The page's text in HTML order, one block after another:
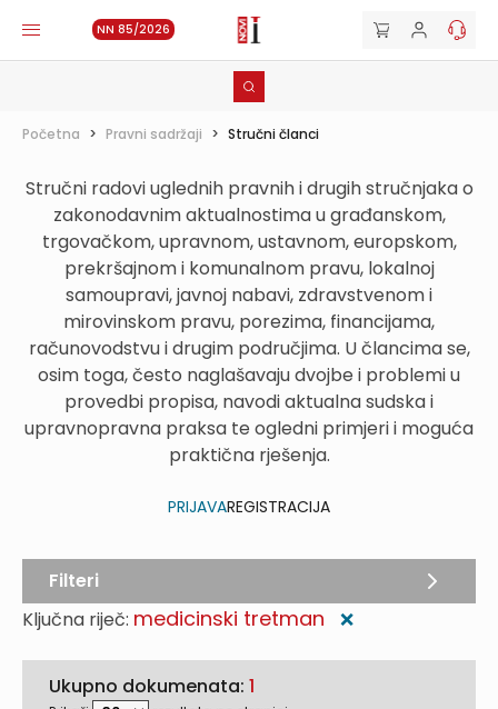
NN 85/2026
Početna > Pravni sadržaji > Stručni članci
Stručni radovi uglednih pravnih i drugih stručnjaka o
zakonodavnim aktualnostima u građanskom,
trgovačkom, upravnom, ustavnom, europskom,
prekršajnom i komunalnom pravu, lokalnoj
samoupravi, javnoj nabavi, zdravstvenom i
mirovinskom pravu, porezima, financijama,
računovodstvu i drugim područjima. U člancima se,
osim toga, često naglašavaju dvojbe i problemi u
provedbi propisa, navodi aktualna sudska i
upravnopravna praksa te ogledni primjeri i moguća
praktična rješenja.
PRIJAVAREGISTRACIJA
Ključna riječ: medicinski tretman ❌
Ukupno dokumenata: 1
Filteri